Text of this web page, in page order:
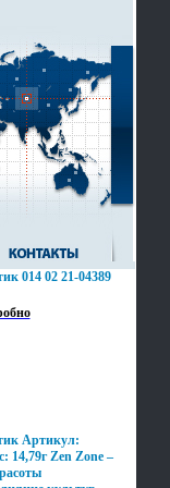
014 02 21-04389
Артикул:
14,79г Zen Zone –